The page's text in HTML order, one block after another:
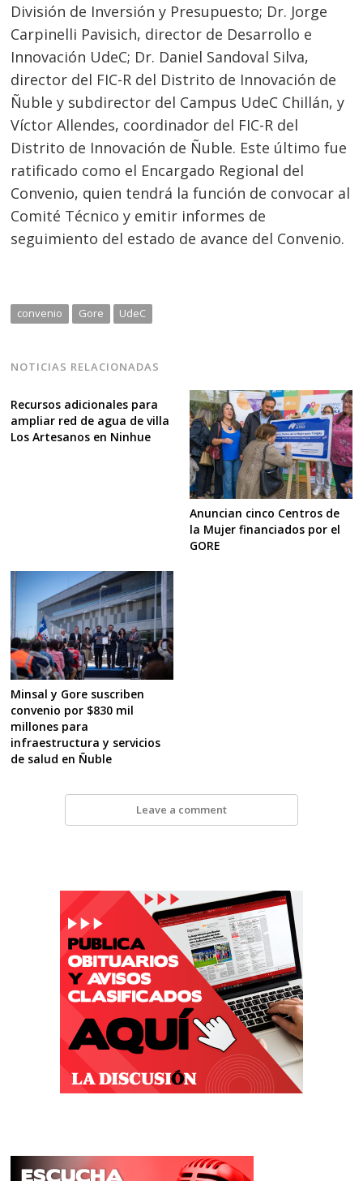
División de Inversión y Presupuesto; Dr. Jorge
Carpinelli Pavisich, director de Desarrollo e
Innovación UdeC; Dr. Daniel Sandoval Silva,
director del FIC-R del Distrito de Innovación de
Ñuble y subdirector del Campus UdeC Chillán, y
Víctor Allendes, coordinador del FIC-R del
Distrito de Innovación de Ñuble. Este último fue
ratificado como el Encargado Regional del
Convenio, quien tendrá la función de convocar al
Comité Técnico y emitir informes de
seguimiento del estado de avance del Convenio.
convenio Gore UdeC
NOTICIAS RELACIONADAS
Recursos adicionales para
ampliar red de agua de villa
Los Artesanos en Ninhue
Anuncian cinco Centros de
la Mujer financiados por el
GORE
Minsal y Gore suscriben
convenio por $830 mil
millones para
infraestructura y servicios
de salud en Ñuble
Leave a comment